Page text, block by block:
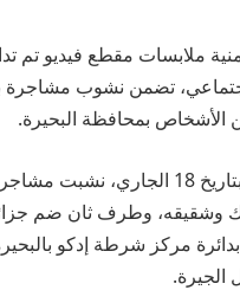
ملابسات مقطع فيديو تم
تضمن نشوب مشاجرة
الأشخاص بمحافظة البحيرة.
وبالفحص تبين أنه بتاريخ 18
وشقيقه، وطرف ثان ضم
مركز شرطة إدكو